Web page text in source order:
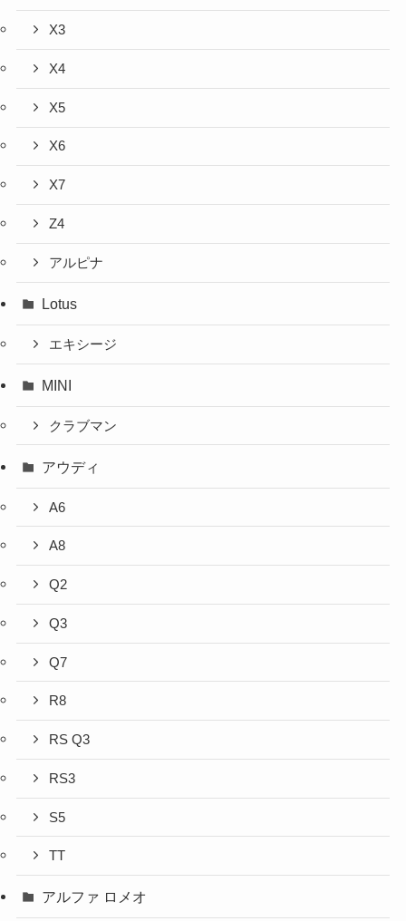
X3
X4
X5
X6
X7
Z4
アルピナ
Lotus
エキシージ
MINI
クラブマン
アウディ
A6
A8
Q2
Q3
Q7
R8
RS Q3
RS3
S5
TT
アルファ ロメオ